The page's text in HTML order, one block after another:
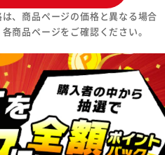
、商品ページの価格と異なる場合
商品ページをご確認ください。
購入手続きへ